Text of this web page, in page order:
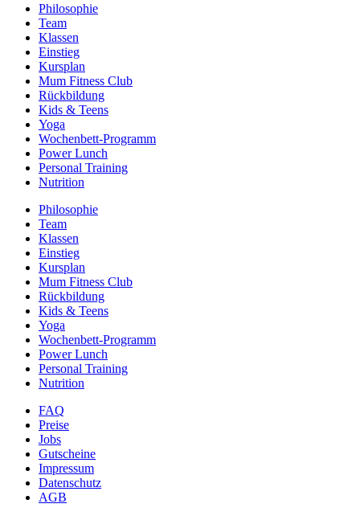
Philosophie
Team
Klassen
Einstieg
Kursplan
Mum Fitness Club
Rückbildung
Kids & Teens
Yoga
Wochenbett-Programm
Power Lunch
Personal Training
Nutrition
Philosophie
Team
Klassen
Einstieg
Kursplan
Mum Fitness Club
Rückbildung
Kids & Teens
Yoga
Wochenbett-Programm
Power Lunch
Personal Training
Nutrition
FAQ
Preise
Jobs
Gutscheine
Impressum
Datenschutz
AGB